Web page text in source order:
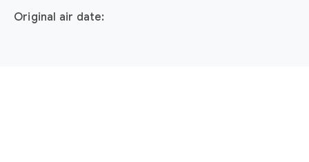
Original air date: